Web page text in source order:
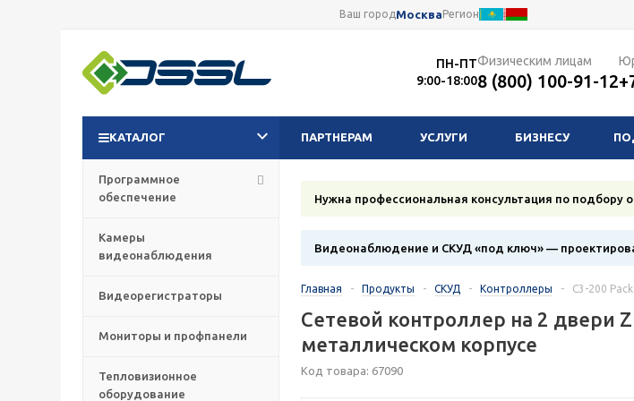
Ваш городМоскваРегион
ПН-ПТ
9:00-18:00
Физическим лицам
8 (800) 100-91-12
КАТАЛОГ ПАРТНЕРАМ УСЛУГИ БИЗНЕСУ
Программное
обеспечение
Камеры
видеонаблюдения
Видеорегистраторы
Мониторы и профпанели
Тепловизионное
оборудование
Нужна профессиональная консультация по подбору
Видеонаблюдение и СКУД «под ключ» —
Главная - Продукты - СКУД - Контроллеры - C3-200
Сетевой контроллер на 2 двери
металлическом корпусе
Код товара: 67090